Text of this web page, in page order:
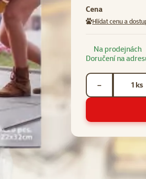
Cena
Hlídat cenu a
Na prodejnách
Doručení na
ks
−